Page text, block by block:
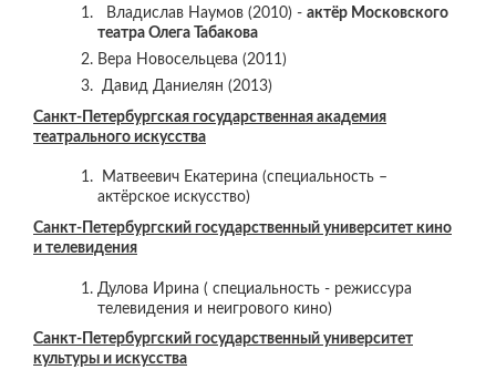
Владислав Наумов (2010) - актёр Московского
театра Олега Табакова
Вера Новосельцева (2011)
Давид Даниелян (2013)
Санкт-Петербургская государственная академия
театрального искусства
Матвеевич Екатерина (специальность –
актёрское искусство)
Санкт-Петербургский государственный университет кино
и телевидения
Дулова Ирина ( специальность - режиссура
телевидения и неигрового кино)
Санкт-Петербургский государственный университет
культуры и искусства